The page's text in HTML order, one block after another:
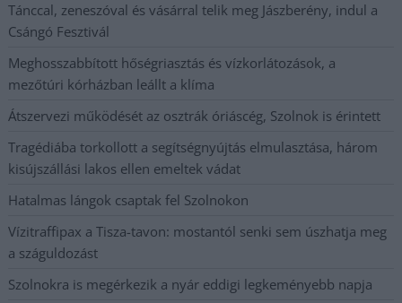
Tánccal, zeneszóval és vásárral telik meg Jászberény, indul a
Csángó Fesztivál
Meghosszabbított hőségriasztás és vízkorlátozások, a
mezőtúri kórházban leállt a klíma
Átszervezi működését az osztrák óriáscég, Szolnok is érintett
Tragédiába torkollott a segítségnyújtás elmulasztása, három
kisújszállási lakos ellen emeltek vádat
Hatalmas lángok csaptak fel Szolnokon
Vízitraffipax a Tisza-tavon: mostantól senki sem úszhatja meg
a száguldozást
Szolnokra is megérkezik a nyár eddigi legkeményebb napja